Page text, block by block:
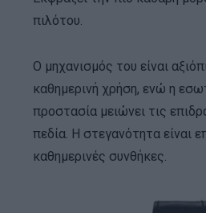
πιλότου.
Ο μηχανισμός του είναι
καθημερινή χρήση, ενώ η
προστασία μειώνει τις
πεδία. Η στεγανότητα είναι
καθημερινές συνθήκες.